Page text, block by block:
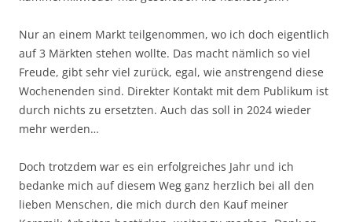
Nur an einem Markt teilgenommen, wo ich doch eigentlich
auf 3 Märkten stehen wollte. Das macht nämlich so viel
Freude, gibt sehr viel zurück, egal, wie anstrengend diese
Wochenenden sind. Direkter Kontakt mit dem Publikum ist
durch nichts zu ersetzten. Auch das soll in 2024 wieder
mehr werden…
Doch trotzdem war es ein erfolgreiches Jahr und ich
bedanke mich auf diesem Weg ganz herzlich bei all den
lieben Menschen, die mich durch den Kauf meiner